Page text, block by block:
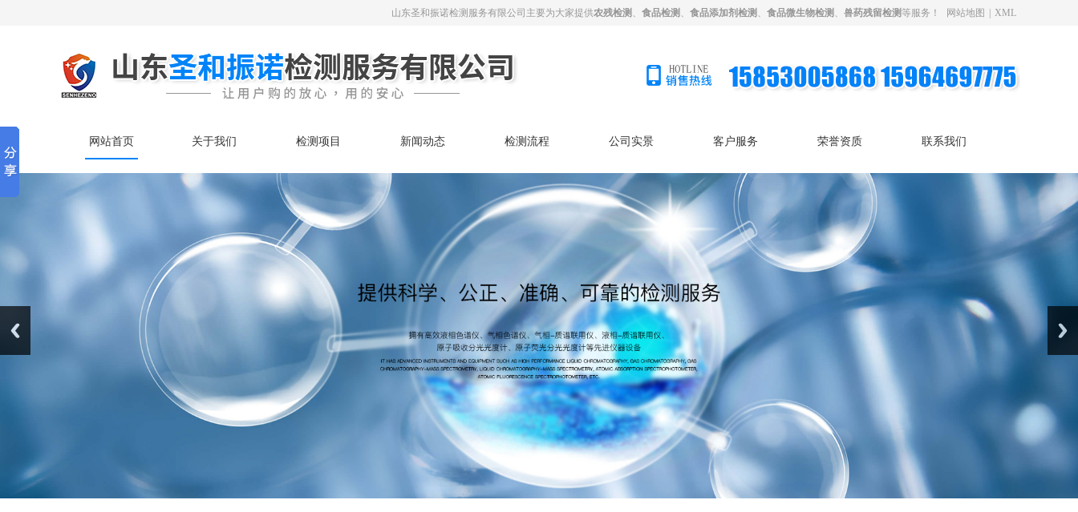
山东圣和振诺检测服务有限公司主要为大家提供农残检测 、 食品检测 、 食品添加剂检测 、 食品微生物检测 、 兽药残留检测等服务！ 网站地图 XML
网站首页 关于我们 检测项目 新闻动态 检测流程 公司实景 客户服务 荣誉资质 联系我们